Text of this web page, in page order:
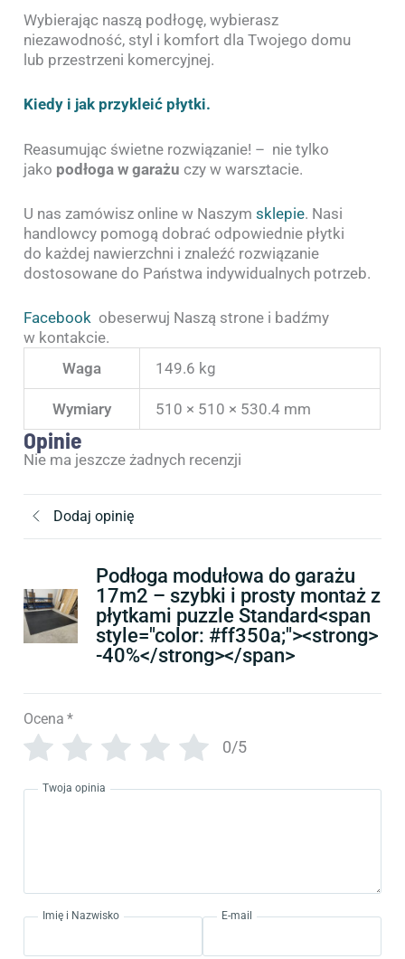
Wybierając naszą podłogę, wybierasz
niezawodność, styl i komfort dla Twojego domu
lub przestrzeni komercyjnej.
Kiedy i jak przykleić płytki.
Reasumując świetne rozwiązanie! – nie tylko
jako podłoga w garażu czy w warsztacie.
U nas zamówisz online w Naszymsklepie. Nasi
handlowcy pomogą dobrać odpowiednie płytki
do każdej nawierzchni i znaleźć rozwiązanie
dostosowane do Państwa indywidualnych potrzeb.
Facebookobeserwuj Naszą strone i badźmy
w kontakcie.
Waga
149.6 kg
Wymiary 510 × 510 × 530.4 mm
Opinie
Nie ma jeszcze żadnych recenzji
Dodaj opinię
Podłoga modułowa do garażu
17m2 – szybki i prosty montaż z
płytkami puzzle Standard<span
style="color: #ff350a;"><strong>
-40%</strong></span>
Ocena *
0/5
Twoja opinia
Imię i Nazwisko E-mail